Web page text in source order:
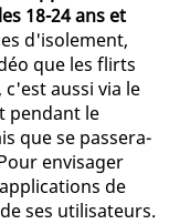
18-24 ans et
d'isolement,
que les flirts
aussi via le
pendant le
que se passera-
envisager
de
ses utilisateurs.